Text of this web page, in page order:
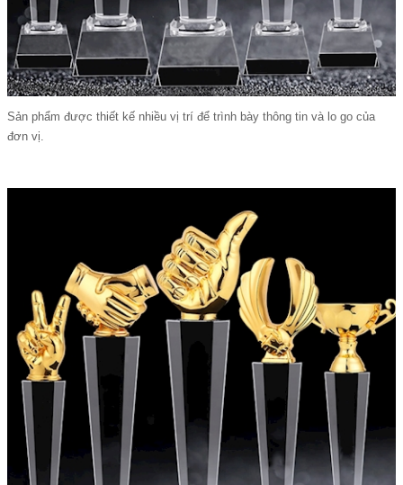
Sản phẩm được thiết kế nhiều vị trí để trình bày thông tin và lo go của
đơn vị.